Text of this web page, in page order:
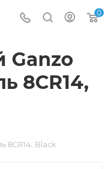
0
Ganzo
8CR14,
8CR14, Black